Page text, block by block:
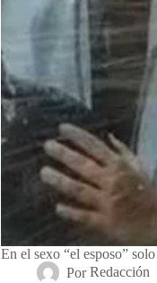
En el sexo “el esposo”
Por Redacción